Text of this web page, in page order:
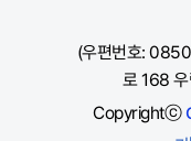
(우편번호:
로 168
Copyrightⓒ